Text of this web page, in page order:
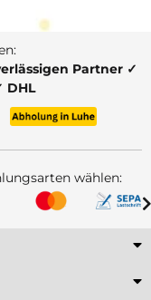
Partner ✓
DHL
wählen: